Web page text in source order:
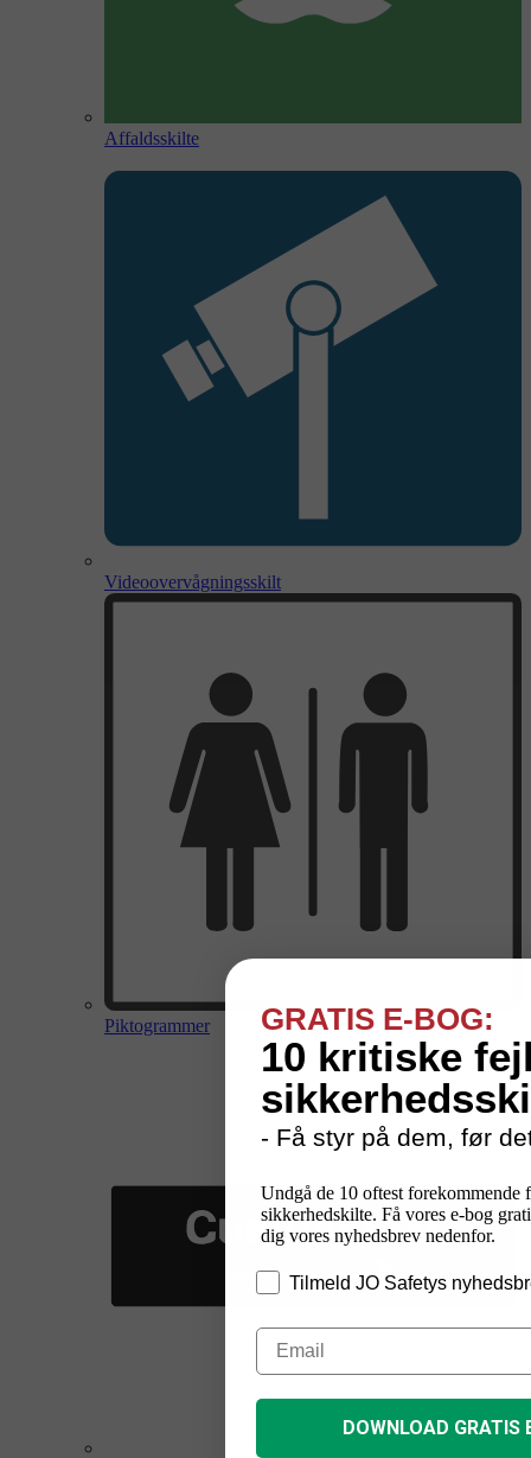
Affaldsskilte
Videoovervågningsskilt
Piktogrammer GRATIS E-BOG:
10 kritiske
- Få styr på dem, før
Undgå de 10 oftest forekommende
sikkerhedskilte. Få vores e-bog
dig vores nyhedsbrev nedenfor.
Tilmeld JO Safetys
DOWNLOAD GRATIS